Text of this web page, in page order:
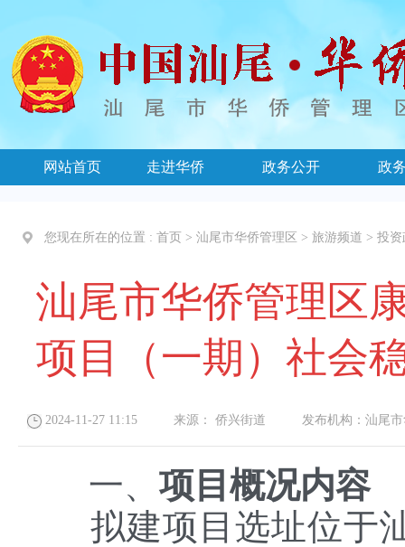
网站首页 走进华侨 政务公开 政
您现在所在的位置 : 首页 > 汕尾市华侨管理区 > 旅游频道 > 投资
汕尾市华侨管理区
项目（一期）社会
2024-11-27 11:15 来源： 侨兴街道 发布机构： 汕尾
一、 项目概况内容
拟建项目选址位于汕